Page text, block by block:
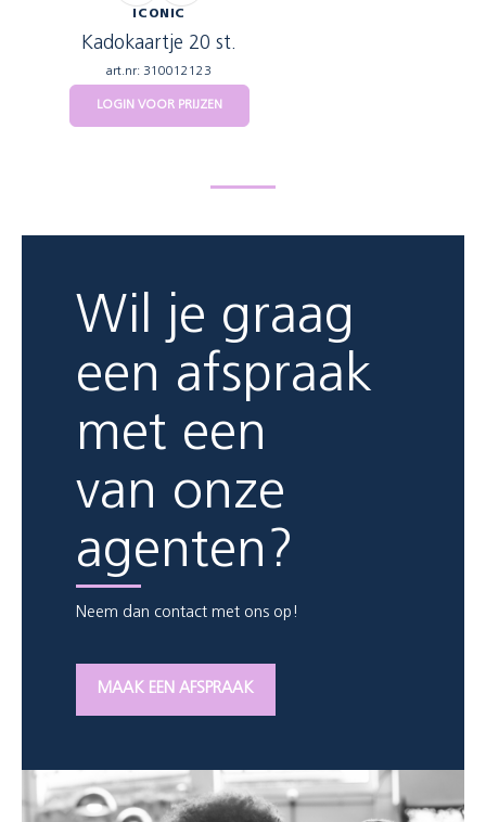
ICONIC
Kadokaartje 20 st.
art.nr: 310012123
LOGIN VOOR PRIJZEN
Wil je graag
een afspraak
met een
van onze
agenten?
Neem dan contact met ons op!
MAAK EEN AFSPRAAK